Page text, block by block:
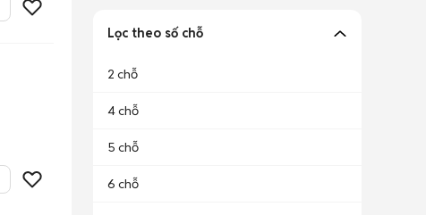
Lọc theo số chỗ
2 chỗ
4 chỗ
5 chỗ
6 chỗ